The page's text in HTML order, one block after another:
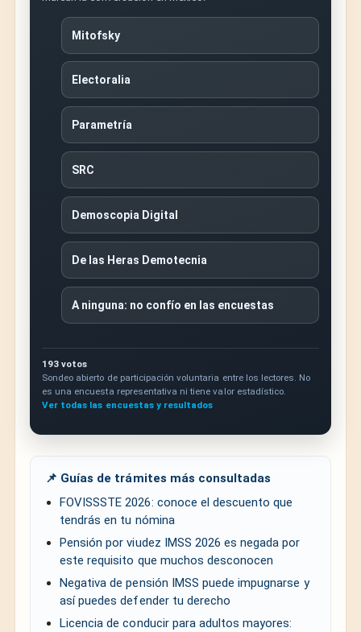
Mitofsky
Electoralia
Parametría
SRC
Demoscopia Digital
De las Heras Demotecnia
A ninguna: no confío en las encuestas
193 votos
Sondeo abierto de participación voluntaria entre los lectores. No
es una encuesta representativa ni tiene valor estadístico.
Ver todas las encuestas y resultados
📌 Guías de trámites más consultadas
FOVISSSTE 2026: conoce el descuento que
tendrás en tu nómina
Pensión por viudez IMSS 2026 es negada por
este requisito que muchos desconocen
Negativa de pensión IMSS puede impugnarse y
así puedes defender tu derecho
Licencia de conducir para adultos mayores: